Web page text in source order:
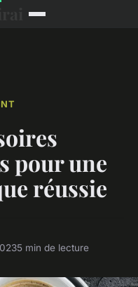
pour une
réussie
5 min de lecture